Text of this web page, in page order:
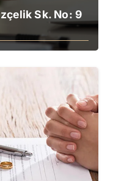
Sk. No: 9